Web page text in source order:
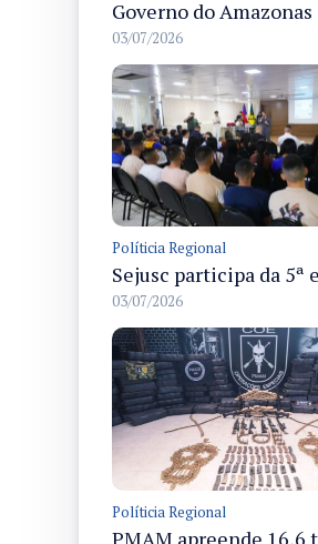
03/07/2026
Políticia Regional
03/07/2026
Políticia Regional